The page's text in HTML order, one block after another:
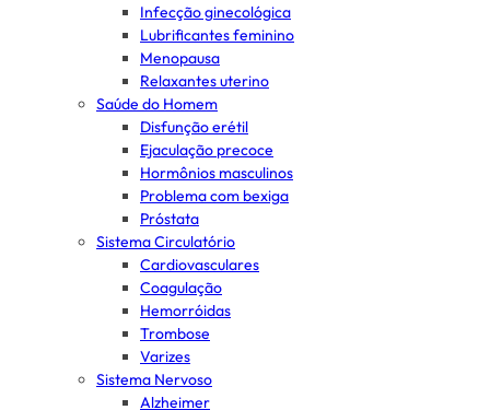
Infecção ginecológica
Lubrificantes feminino
Menopausa
Relaxantes uterino
Saúde do Homem
Disfunção erétil
Ejaculação precoce
Hormônios masculinos
Problema com bexiga
Próstata
Sistema Circulatório
Cardiovasculares
Coagulação
Hemorróidas
Trombose
Varizes
Sistema Nervoso
Alzheimer